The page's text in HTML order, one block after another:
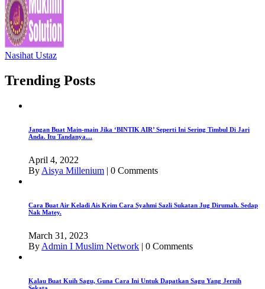
Nasihat Ustaz
Trending Posts
Jangan Buat Main-main Jika ‘BINTIK AIR’ Seperti Ini Sering Timbul Di Jari
Anda. Itu Tandanya…
April 4, 2022
By Aisya Millenium | 0 Comments
Cara Buat Air Keladi Ais Krim Cara Syahmi Sazli Sukatan Jug Dirumah. Sedap
Nak Matey.
March 31, 2023
By Admin I Muslim Network | 0 Comments
Kalau Buat Kuih Sagu, Guna Cara Ini Untuk Dapatkan Sagu Yang Jernih
Sekata.